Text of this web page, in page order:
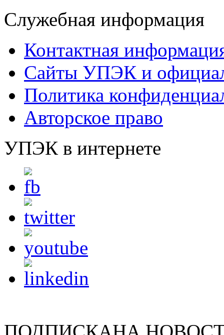
Служебная информация
Контактная
Сайты УПЭК и
Политика
Авторское право
УПЭК в интернете